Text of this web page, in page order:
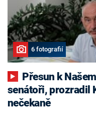
6 fotografií
senátoři, prozradil
nečekaně